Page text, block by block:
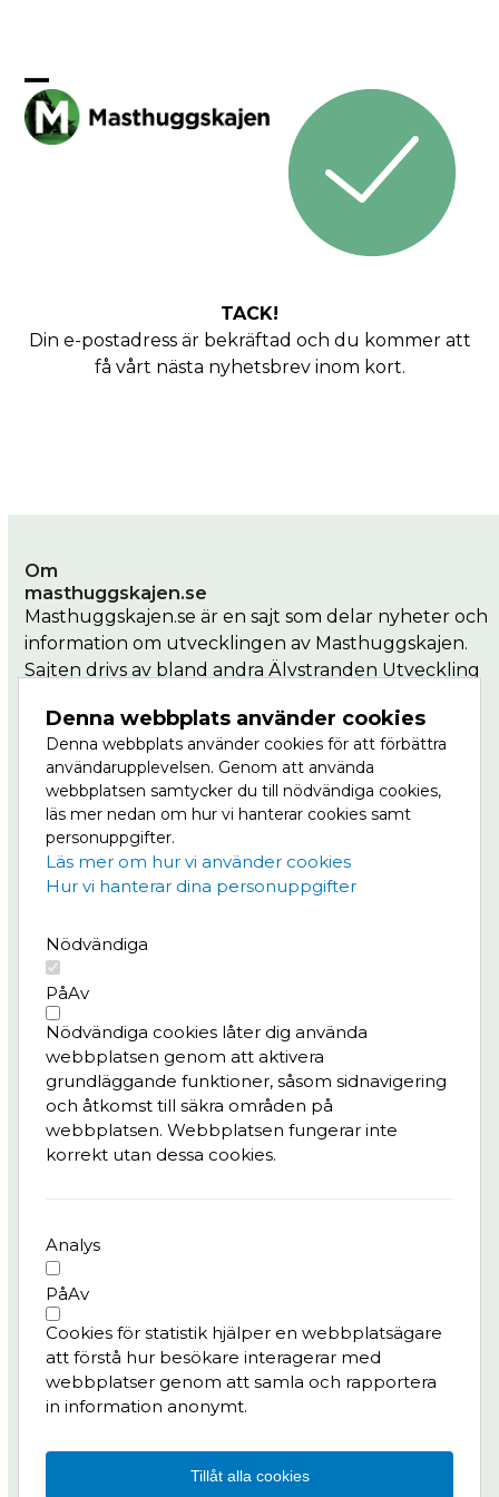
Denna webbplats använder cookies
Denna webbplats använder cookies för att förbättra
användarupplevelsen. Genom att använda
webbplatsen samtycker du till nödvändiga cookies,
läs mer nedan om hur vi hanterar cookies samt
personuppgifter.
Läs mer om hur vi använder cookies
Hur vi hanterar dina personuppgifter
Nödvändiga
PåAv
Nödvändiga cookies låter dig använda
webbplatsen genom att aktivera
grundläggande funktioner, såsom sidnavigering
och åtkomst till säkra områden på
webbplatsen. Webbplatsen fungerar inte
korrekt utan dessa cookies.
Analys
PåAv
Cookies för statistik hjälper en webbplatsägare
att förstå hur besökare interagerar med
webbplatser genom att samla och rapportera
in information anonymt.
Tillåt alla cookies
Open
mobile
Close
mobile
TACK!
Din e-postadress är bekräftad och du kommer att
få vårt nästa nyhetsbrev inom kort.
Om
masthuggskajen.se
Masthuggskajen.se är en sajt som delar nyheter och
information om utvecklingen av Masthuggskajen.
Sajten drivs av bland andra Älvstranden Utveckling
Masthuggkajen är en del av Vision Älvstaden,
Nordens största stadsutvecklingsprojekt där
centrala Göteborg ska växa till dubbel storlek, på
båda sidor om älven. Läs mer om Masthuggskajen
på Göteborg växer.
Projektet
Nyheter
Bygg- och trafikinfo
Konst & kultur
Frågor & svar
Integritetspolicy
Älvstranden Utveckling AB
pedro.batista@alvstranden.goteborg.se
Har du frågor till projektet?
Kontakta oss:
info.masthuggskajen@alvstranden.goteborg.se